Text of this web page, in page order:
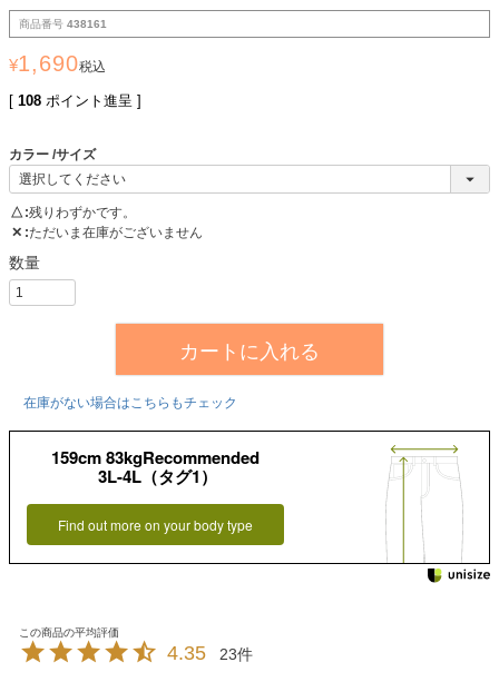
商品番号 438161
¥1,690税込
[ 108 ポイント進呈 ]
カラー サイズ
△ 残りわずかです。
✕ ただいま在庫がございません
カートに入れる
在庫がない場合はこちらもチェック
159cm 83kgRecommended
3L-4L（タグ1）
Find out more on your body type
4.35 23